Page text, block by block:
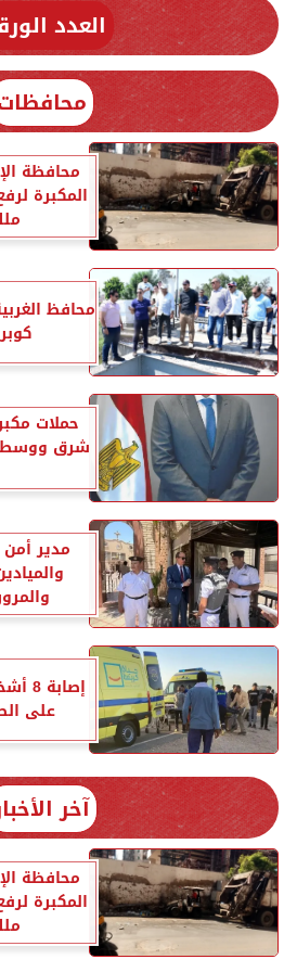
العدد
محافظة
المكبرة
محافظ
حملات
شرق ووسط
مدير
على
آخر
محافظة
المكبرة